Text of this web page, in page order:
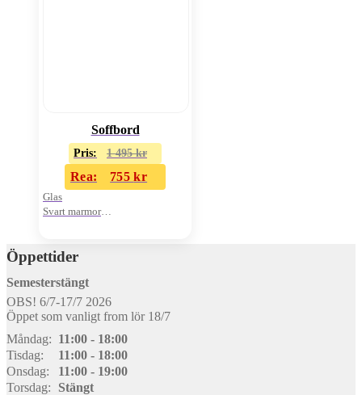
Soffbord
Pris: 1 495kr
Rea: 755kr
Glas
Svart marmor
Öppettider
Semesterstängt
OBS! 6/7-17/7 2026
Öppet som vanligt from lör 18/7
Måndag: 11:00 - 18:00
Tisdag:
11:00 - 18:00
Onsdag:
11:00 - 19:00
Torsdag:
Stängt